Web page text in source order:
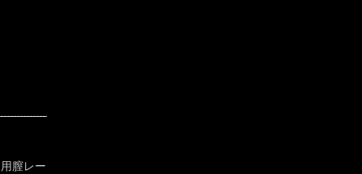
膣レー